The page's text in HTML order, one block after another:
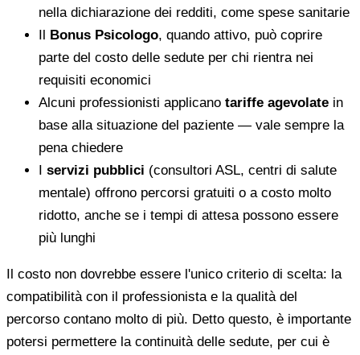
nella dichiarazione dei redditi, come spese sanitarie
Il Bonus Psicologo, quando attivo, può coprire
parte del costo delle sedute per chi rientra nei
requisiti economici
Alcuni professionisti applicano tariffe agevolate in
base alla situazione del paziente — vale sempre la
pena chiedere
I servizi pubblici (consultori ASL, centri di salute
mentale) offrono percorsi gratuiti o a costo molto
ridotto, anche se i tempi di attesa possono essere
più lunghi
Il costo non dovrebbe essere l'unico criterio di scelta: la
compatibilità con il professionista e la qualità del
percorso contano molto di più. Detto questo, è importante
potersi permettere la continuità delle sedute, per cui è